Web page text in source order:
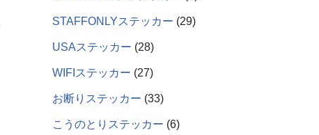
STAFFONLYステッカー 29
USAステッカー 28
WIFIステッカー 27
お断りステッカー 33
こうのとりステッカー 6